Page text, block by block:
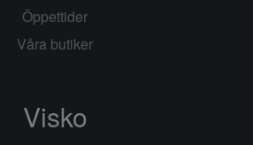
Öppettider
Våra butiker
Visko